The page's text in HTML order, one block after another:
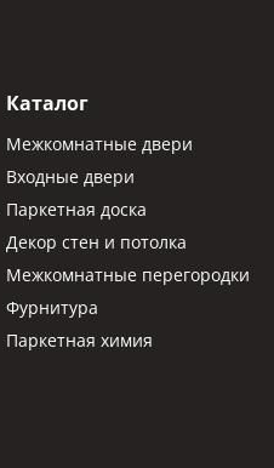
Каталог
Межкомнатные двери
Входные двери
Паркетная доска
Декор стен и потолка
Межкомнатные перегородки
Фурнитура
Паркетная химия